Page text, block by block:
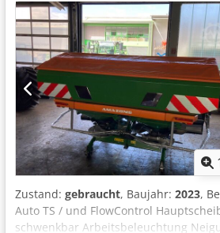
Zustand: gebraucht, Baujahr: 2023,
Auto TS / und FlowControl
schwenkbar Arbeitsbeleuchtung